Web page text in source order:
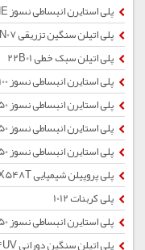
پلی استایرن انبساطی نسوز SE FINE
پلی اتیلن سنگین تزریقی 62N07
پلی اتیلن سبک خطی 22B01
پلی استایرن انبساطی نسوز SE100
پلی استایرن انبساطی نسوز SE150
پلی استایرن انبساطی نسوز SE350
پلی استایرن انبساطی نسوز SE250
پلی پروپیلن شیمیایی EPX548T
پلی کربنات 1012
پلی استایرن انبساطی نسوز SE50
پلی اتیلن سنگین دورانی 38504UV